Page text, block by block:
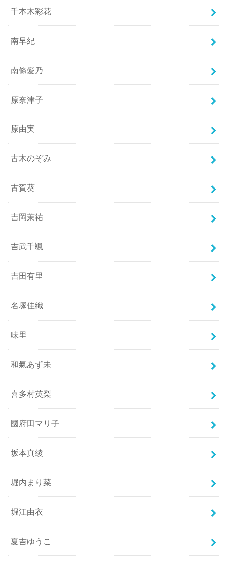
千本木彩花
南早紀
南條愛乃
原奈津子
原由実
古木のぞみ
古賀葵
吉岡茉祐
吉武千颯
吉田有里
名塚佳織
味里
和氣あず未
喜多村英梨
國府田マリ子
坂本真綾
堀内まり菜
堀江由衣
夏吉ゆうこ